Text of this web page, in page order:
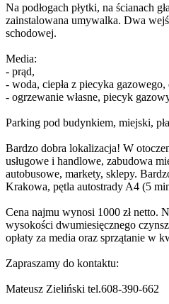
Na podłogach płytki, na ścianach
zainstalowana umywalka. Dwa
schodowej.
Media:
- prąd,
- woda, ciepła z piecyka
- ogrzewanie własne, piecyk
Parking pod budynkiem, miejski,
Bardzo dobra lokalizacja! W
usługowe i handlowe, zabudowa
autobusowe, markety, sklepy.
Krakowa, pętla autostrady A4 (5
Cena najmu wynosi 1000 zł netto.
wysokości dwumiesięcznego
opłaty za media oraz sprzątanie w
Zapraszamy do kontaktu:
Mateusz Zieliński tel.608-390-662